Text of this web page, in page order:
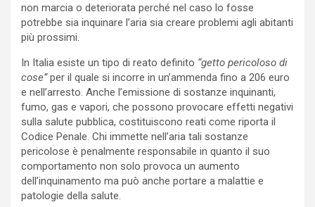
non marcia o deteriorata perché nel caso lo fosse
potrebbe sia inquinare l’aria sia creare problemi agli abitanti
più prossimi.
In Italia esiste un tipo di reato definito “getto pericoloso di
cose”per il quale si incorre in un’ammenda fino a 206 euro
e nell’arresto. Anche l’emissione di sostanze inquinanti,
fumo, gas e vapori, che possono provocare effetti negativi
sulla salute pubblica, costituiscono reati come riporta il
Codice Penale. Chi immette nell’aria tali sostanze
pericolose è penalmente responsabile in quanto il suo
comportamento non solo provoca un aumento
dell’inquinamento ma può anche portare a malattie e
patologie della salute.